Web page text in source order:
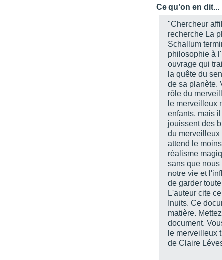
La science n’est plus
L’art de la magie et le
Le merveilleux et la
La topographie
merveilleuse
Le Rêve, le mythe et
Pierre Perrault ou le
Le merveilleux, de
Négritude \nau
Les auteurs
Ce qu’on en dit...
"Chercheur
recherche La
Schallum
philosophie à
ouvrage qui
la quête du
de sa planète.
rôle du
le merveilleux
enfants, mais
jouissent des
du merveilleux
attend le
réalisme
sans que nous
notre vie et
de garder
L'auteur cite
Inuits. Ce
matière.
document.
le merveilleux
de Claire